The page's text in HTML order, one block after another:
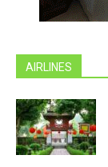
AIRLINES